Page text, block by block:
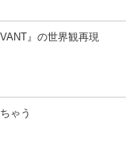
』の世界観再現
ゃう